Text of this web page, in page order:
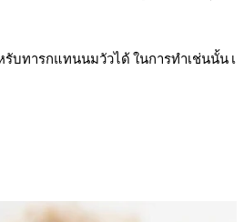
บทารกแทนนมวัวได้ ในการทำเช่นนั้น